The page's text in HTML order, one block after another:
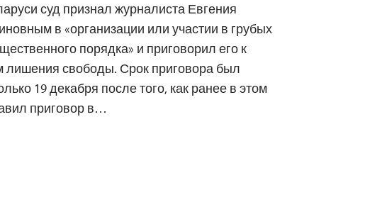
суд признал журналиста Евгения
в «организации или участии в грубых
порядка» и приговорил его к
лишения свободы. Срок приговора был
19 декабря после того, как ранее в этом
приговор в…